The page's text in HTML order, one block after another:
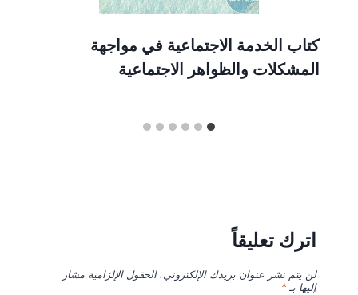
كتاب الخدمة الاجتماعية في مواجهة
المشكلات والظواهر الاجتماعية
اترك تعليقاً
لن يتم نشر عنوان بريدك الإلكتروني. الحقول الإلزامية مشار
إليها بـ*